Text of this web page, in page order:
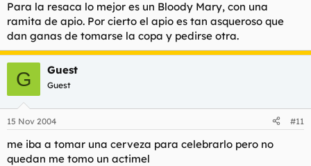
Para la resaca lo mejor es un Bloody Mary, con una
ramita de apio. Por cierto el apio es tan asqueroso que
dan ganas de tomarse la copa y pedirse otra.
G Guest
Guest
15 Nov 2004 #11
me iba a tomar una cerveza para celebrarlo pero no
quedan me tomo un actimel